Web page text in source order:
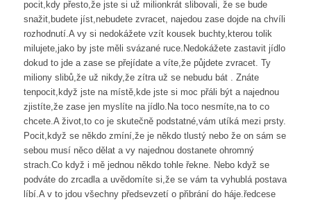
pocit,kdy přesto,že jste si už milionkrát slibovali, že se bude
snažit,budete jíst,nebudete zvracet, najedou zase dojde na chvíli
rozhodnutí.A vy si nedokážete vzít kousek buchty,kterou tolik
milujete,jako by jste měli svázané ruce.Nedokážete zastavit jídlo
dokud to jde a zase se přejídate a víte,že půjdete zvracet. Ty
miliony slibů,že už nikdy,že zítra už se nebudu bát . Znáte
tenpocit,když jste na místě,kde jste si moc přáli být a najednou
zjistíte,že zase jen myslíte na jídlo.Na toco nesmíte,na to co
chcete.A život,to co je skutečně podstatné,vám utíká mezi prsty.
Pocit,když se někdo zmíní,že je někdo tlustý nebo že on sám se
sebou musí něco dělat a vy najednou dostanete ohromný
strach.Co když i mě jednou někdo tohle řekne. Nebo když se
podváte do zrcadla a uvědomíte si,že se vám ta vyhublá postava
líbí.A v to jdou všechny předsevzetí o přibrání do háje.ředcese